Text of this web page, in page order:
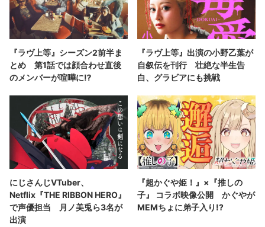
『ラヴ上等』シーズン2前半ま
とめ 第1話では顔合わせ直後
のメンバーが喧嘩に⁉︎
『ラヴ上等』出演の小野乙葉が
自叙伝を刊行 壮絶な半生告
白、グラビアにも挑戦
にじさんじVTuber、
Netflix『THE RIBBON HERO』
で声優担当 月ノ美兎ら3名が
出演
『超かぐや姫！』×『推しの
子』 コラボ映像公開 かぐやが
MEMちょに弟子入り!?